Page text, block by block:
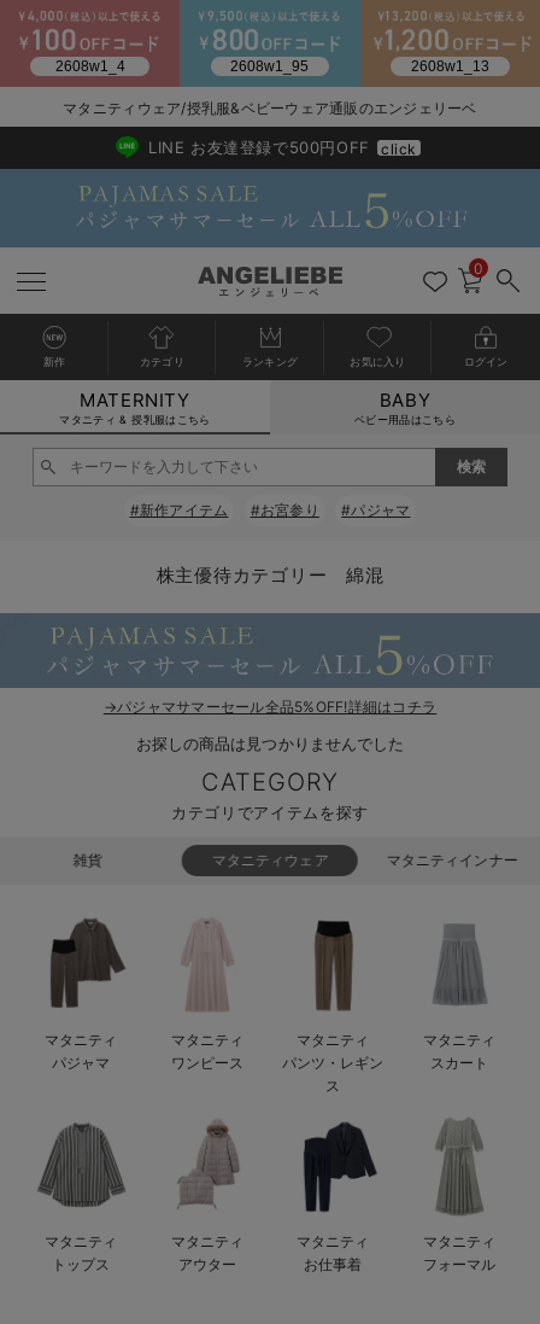
マタニティウェア全て
マタニティ ワンピース
マタニティ トップス
マタニティ アウター（コート）・ママコート
マタニティ 下着・インナー全て
授乳ブラ・マタニティブラ（マタニティインナー・産後用品）
マタニティ 授乳 キャミソール
産褥ショーツ
骨盤・マタニティベルト （妊娠中・産後）
マタニティ 腹巻き
授乳服全て
マタニティ フォーマル全て
マタニティ スーツ
マタニティ フォーマル パンツ・ボトムス
授乳用品全て
妊婦用 抱き枕・授乳クッション
マタニティレッグウェア全て
マタニティストッキング・タイツ
マタニティ ボディケア全て
アウトレット全て
【アウトレット】ワンピース
【アウトレット】パジャマ
【アウトレット】インナー
【アウトレット】ベビー
特集全て
コットン素材
ブラトップ
快適機能ウェア特集 トップス
快適機能ウェア特集 ボトムス
快適機能ウェア特集 パジャマ
安心の日本製。先輩ママが買ってよかった！本当に必要な出産準備品
ハレの日に着るANGELIEBEのセレモニー
買って正解！高評価レビューアイテム
再入荷全て
再入荷｜インナー
戻る
送料無料アイテム全て
ワンピース
スカート
パジャマ
インナー
ベビー
戻る
ブラキャミ おまとめ
MAX55%OFF ブラックフ
戻る
【37周年祭セール】
【37周年祭セール】
戻る
気温差別オススメア
【15℃】3月下旬～
戻る
動きやすく着回しで
戻る
強撚スムース(コスパ
戻る
マタニティウェア
【おまとめ割】パジ
戻る
こだわりの履き心地
カジュアル
オフィス
戻る
ジャケット派
きれいめ美脚パンツ派
ツィード派
王道シンプル派
戻る
出産準備応援割全て
マタニティパジャマ
戻る
【オフィスカジュア
戻る
レギンスタイプ
戻る
【フォーマル】ワン
戻る
【ベビー】長袖
戻る
ハンカチ
短肌着
セット
戻る
快適ウェア10%OFF
快適ウェア10%OFF
戻る
春のマタニティワン
セットアップ・ レイ
ジャンパースカート/
ワーク・オフィス
カジュアル
あったかアイテム｜
戻る
Gift Selection 出産
〜3,000円（税込）
10,001円（税込）〜
女の子におススメの
男の子におススメの
もらって嬉しいギフト
何枚あっても嬉しい
長く使えるアイテム
お部屋映えアイテム
戻る
冬の冷え対策インナ
薄くてあったか
保温&リカバリー
レギンス・タイツ
カップ付きインナー
裏起毛素材
戻る
入院準備の持ち物チ
入院してすぐ使うグ
戻る
冬のあったか特集全て
【冬のあったか特集
【冬のあったか特集
マタニティウェア/授乳服&ベビーウェア通販のエンジェリーベ
2026/NewArrival
送料495円(一部地域を除く) 7,700円以上で送料無料
LINE お友達登録で500円OFF click
0
新作 カテゴリ ランキング お気に入り ログイン
MATERNITY
マタニティ & 授乳服はこちら
BABY
ベビー用品はこちら
#新作アイテム #お宮参り #パジャマ
株主優待カテゴリー 綿混
→パジャマサマーセール全品5%OFF!詳細はコチラ
お探しの商品は見つかりませんでした
CATEGORY
カテゴリでアイテムを探す
雑貨 マタニティウェア マタニティインナー
マタニティ
パジャマ
マタニティ
ワンピース
マタニティ
パンツ・レギン
ス
マタニティ
スカート
マタニティ
トップス
マタニティ
アウター
マタニティ
お仕事着
マタニティ
フォーマル
カートに入れる
閉じる